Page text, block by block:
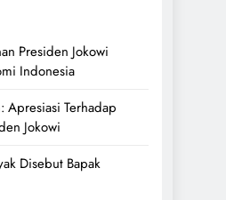
Presiden Jokowi
Indonesia
Apresiasi Terhadap
Jokowi
Disebut Bapak